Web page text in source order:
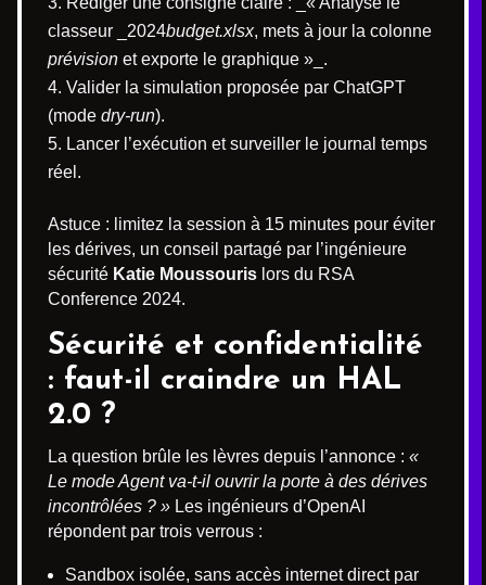
classeur _2024budget.xlsx, mets à jour la colonne
prévision et exporte le graphique »_.
Valider la simulation proposée par ChatGPT
(mode dry-run).
Lancer l’exécution et surveiller le journal temps
réel.
Astuce : limitez la session à 15 minutes pour éviter
les dérives, un conseil partagé par l’ingénieure
sécurité Katie Moussouris lors du RSA
Conference 2024.
Sécurité et confidentialité
: faut-il craindre un HAL
2.0 ?
La question brûle les lèvres depuis l’annonce : «
Le mode Agent va-t-il ouvrir la porte à des dérives
incontrôlées ? » Les ingénieurs d’OpenAI
répondent par trois verrous :
Sandbox isolée, sans accès internet direct par